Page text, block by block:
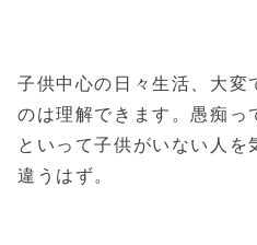
子供中心の日々生活、大変
のは理解できます。愚痴っ
といって子供がいない人を
違うはず。